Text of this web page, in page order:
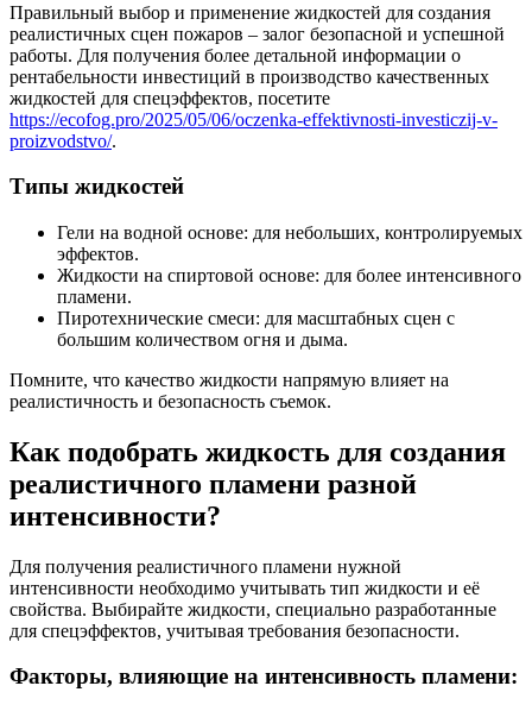
Правильный выбор и применение жидкостей для создания
реалистичных сцен пожаров – залог безопасной и успешной
работы. Для получения более детальной информации о
рентабельности инвестиций в производство качественных
жидкостей для спецэффектов, посетите
https://ecofog.pro/2025/05/06/oczenka-effektivnosti-investiczij-v-
proizvodstvo/.
Типы жидкостей
Гели на водной основе: для небольших, контролируемых
эффектов.
Жидкости на спиртовой основе: для более интенсивного
пламени.
Пиротехнические смеси: для масштабных сцен с
большим количеством огня и дыма.
Помните, что качество жидкости напрямую влияет на
реалистичность и безопасность съемок.
Как подобрать жидкость для создания
реалистичного пламени разной
интенсивности?
Для получения реалистичного пламени нужной
интенсивности необходимо учитывать тип жидкости и её
свойства. Выбирайте жидкости, специально разработанные
для спецэффектов, учитывая требования безопасности.
Факторы, влияющие на интенсивность пламени: